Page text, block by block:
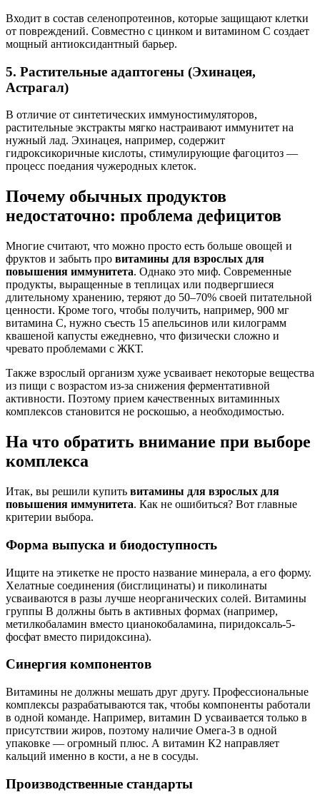
Входит в состав селенопротеинов, которые защищают клетки
от повреждений. Совместно с цинком и витамином С создает
мощный антиоксидантный барьер.
5. Растительные адаптогены (Эхинацея,
Астрагал)
В отличие от синтетических иммуностимуляторов,
растительные экстракты мягко настраивают иммунитет на
нужный лад. Эхинацея, например, содержит
гидроксикоричные кислоты, стимулирующие фагоцитоз —
процесс поедания чужеродных клеток.
Почему обычных продуктов
недостаточно: проблема дефицитов
Многие считают, что можно просто есть больше овощей и
фруктов и забыть про витамины для взрослых для
повышения иммунитета. Однако это миф. Современные
продукты, выращенные в теплицах или подвергшиеся
длительному хранению, теряют до 50–70% своей питательной
ценности. Кроме того, чтобы получить, например, 900 мг
витамина С, нужно съесть 15 апельсинов или килограмм
квашеной капусты ежедневно, что физически сложно и
чревато проблемами с ЖКТ.
Также взрослый организм хуже усваивает некоторые вещества
из пищи с возрастом из-за снижения ферментативной
активности. Поэтому прием качественных витаминных
комплексов становится не роскошью, а необходимостью.
На что обратить внимание при выборе
комплекса
Итак, вы решили купить витамины для взрослых для
повышения иммунитета. Как не ошибиться? Вот главные
критерии выбора.
Форма выпуска и биодоступность
Ищите на этикетке не просто название минерала, а его форму.
Хелатные соединения (бисглицинаты) и пиколинаты
усваиваются в разы лучше неорганических солей. Витамины
группы В должны быть в активных формах (например,
метилкобаламин вместо цианокобаламина, пиридоксаль-5-
фосфат вместо пиридоксина).
Синергия компонентов
Витамины не должны мешать друг другу. Профессиональные
комплексы разрабатываются так, чтобы компоненты работали
в одной команде. Например, витамин D усваивается только в
присутствии жиров, поэтому наличие Омега-3 в одной
упаковке — огромный плюс. А витамин К2 направляет
кальций именно в кости, а не в сосуды.
Производственные стандарты